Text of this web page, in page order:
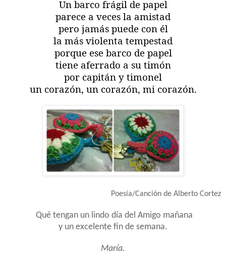
Un barco frágil de papel
parece a veces la amistad
pero jamás puede con él
la más violenta tempestad
porque ese barco de papel
tiene aferrado a su timón
por capitán y timonel
un corazón, un corazón, mi corazón.
Poesía/Canción de Alberto Cortez
Qué tengan un lindo día del Amigo mañana
y un excelente fin de semana.
María.